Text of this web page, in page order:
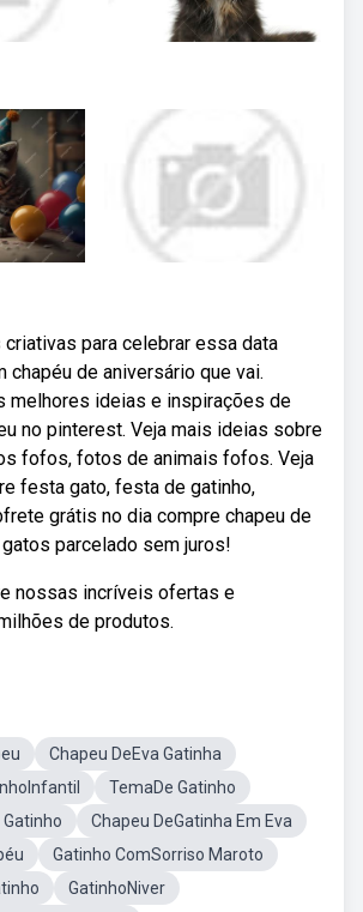
para celebrar essa data
chapéu de aniversário que vai.
melhores ideias e inspirações de
no pinterest. Veja mais ideias sobre
fofos, fotos de animais fofos. Veja
festa gato, festa de gatinho,
grátis no dia compre chapeu de
parcelado sem juros!
nossas incríveis ofertas e
de produtos.
Chapeu DeEva Gatinha
TemaDe Gatinho
Chapeu DeGatinha Em Eva
Gatinho ComSorriso Maroto
GatinhoNiver